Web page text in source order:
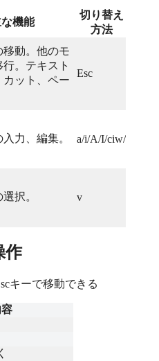
機能
切り替え
方法
移動。他のモ
。テキスト
カット、ペー
Esc
力、編集。 a/i/A/I/ciw/
択。 v
作
キーで移動できる